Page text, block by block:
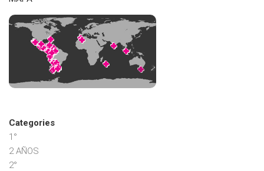
Categories
1°
2 AÑOS
2°